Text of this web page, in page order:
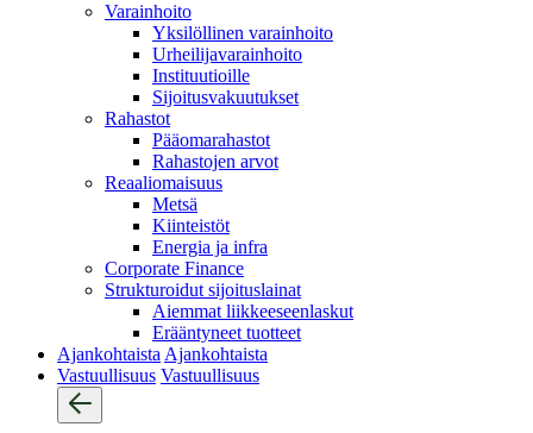
Varainhoito
Yksilöllinen varainhoito
Urheilijavarainhoito
Instituutioille
Sijoitusvakuutukset
Rahastot
Pääomarahastot
Rahastojen arvot
Reaaliomaisuus
Metsä
Kiinteistöt
Energia ja infra
Corporate Finance
Strukturoidut sijoituslainat
Aiemmat liikkeeseenlaskut
Erääntyneet tuotteet
Ajankohtaista Ajankohtaista
Vastuullisuus Vastuullisuus